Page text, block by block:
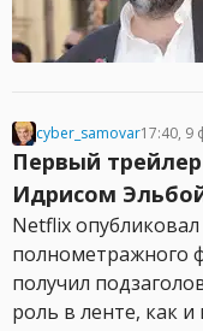
cyber_samovar17:40, 9
Первый
Идрисом
Netflix
полнометражного
получил
роль в ленте, как